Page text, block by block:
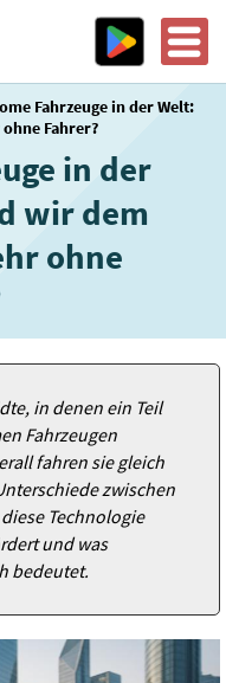
Fahrzeuge in der Welt:
Fahrer?
in der
wir dem
ohne
in denen ein Teil
Fahrzeugen
fahren sie gleich
zwischen
Technologie
und was
bedeutet.